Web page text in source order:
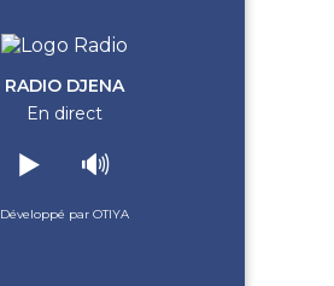
RADIO DJENA
En direct
▶️ 🔊
Développé par OTIYA